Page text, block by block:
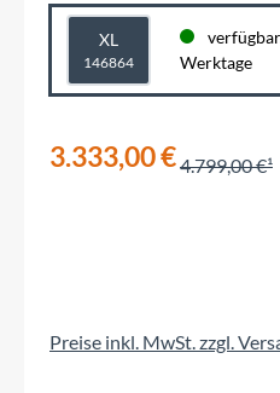
XL
146864
Werktage
3.333,00 €4.799,00 €
Preise inkl. MwSt. zzgl.